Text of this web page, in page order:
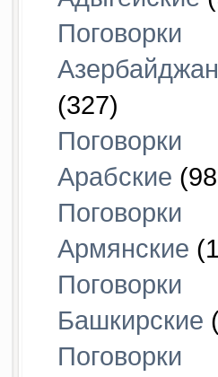
Поговорки
(327)
Поговорки
Арабские
Поговорки
Армянские
Поговорки
Башкирские
Поговорки